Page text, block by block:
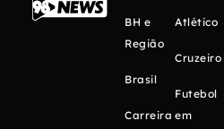
BH e
Região
Brasil
Carreira
Atlético
Cruzeiro
Futebol
em